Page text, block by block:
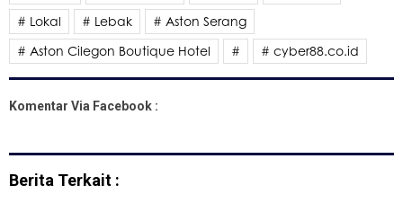
# Lokal
# Lebak
# Aston Serang
# Aston Cilegon Boutique Hotel
# # cyber88.co.id
Komentar Via Facebook :
Berita Terkait :